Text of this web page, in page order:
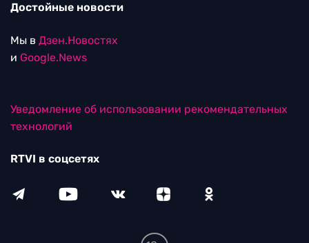
Достойные новости
Мы в Дзен.Новостях
и Google.News
Уведомление об использовании рекомендательных
технологий
RTVI в соцсетях